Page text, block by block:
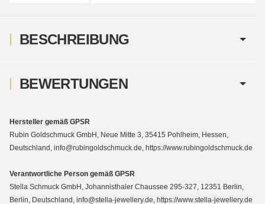
BESCHREIBUNG
BEWERTUNGEN
Hersteller gemäß GPSR
Rubin Goldschmuck GmbH, Neue Mitte 3, 35415 Pohlheim, Hessen,
Deutschland, info@rubingoldschmuck.de, https://www.rubingoldschmuck.de
Verantwortliche Person gemäß GPSR
Stella Schmuck GmbH, Johannisthaler Chaussee 295-327, 12351 Berlin,
Berlin, Deutschland, info@stella-jewellery.de, https://www.stella-jewellery.de